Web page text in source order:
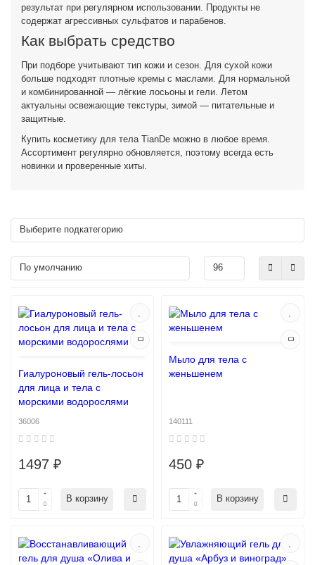
результат при регулярном использовании. Продукты не
содержат агрессивных сульфатов и парабенов.
Как выбрать средство
При подборе учитывают тип кожи и сезон. Для сухой кожи
больше подходят плотные кремы с маслами. Для нормальной
и комбинированной — лёгкие лосьоны и гели. Летом
актуальны освежающие текстуры, зимой — питательные и
защитные.
Купить косметику для тела TianDe можно в любое время.
Ассортимент регулярно обновляется, поэтому всегда есть
новинки и проверенные хиты.
Гиалуроновый гель-лосьон
для лица и тела с
морскими водорослями
36006
1497 ₽
В корзину
Мыло для тела с
женьшенем
140111
450 ₽
В корзину